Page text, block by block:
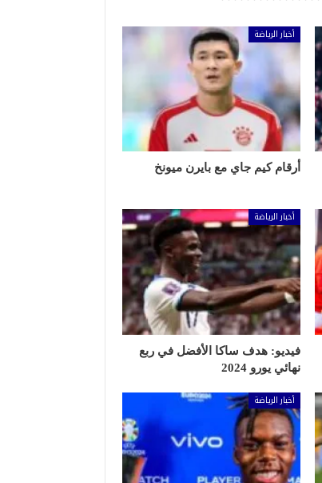
أخبار الرياضة
أرقام كيم جاي مع بايرن ميونخ
أخبار الرياضة
فيديو: هدف ساكا الأفضل في ربع
نهائي يورو 2024
أخبار الرياضة